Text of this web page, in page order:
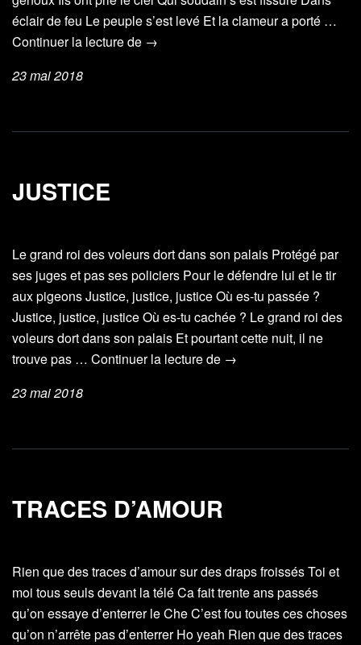
éclair de feu Le peuple s’est levé Et la clameur a porté …
Continuer la lecture de Babylone
→
23 mai 2018
JUSTICE
Le grand roi des voleurs dort dans son palais Protégé par
ses juges et pas ses policiers Pour le défendre lui et le tir
aux pigeons Justice, justice, justice Où es-tu passée ?
Justice, justice, justice Où es-tu cachée ? Le grand roi des
voleurs dort dans son palais Et pourtant cette nuit, il ne
trouve pas … Continuer la lecture de Justice
→
23 mai 2018
TRACES D’AMOUR
Rien que des traces d’amour sur des draps froissés Toi et
moi tous seuls devant la télé Ca fait trente ans passés
qu’on essaye d’enterrer le Che C’est fou toutes ces choses
qu’on n’arrête pas d’enterrer Ho yeah Rien que des traces